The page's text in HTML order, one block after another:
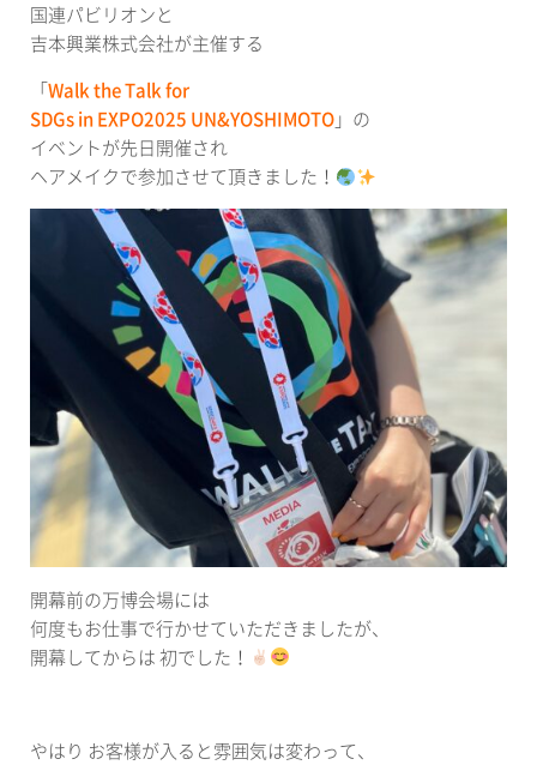
国連パビリオンと
吉本興業株式会社が主催する
「Walk the Talk for
SDGs in EXPO2025 UN&YOSHIMOTO」の
イベントが先日開催され
ヘアメイクで参加させて頂きました！
開幕前の万博会場には
何度もお仕事で行かせていただきましたが、
開幕してからは 初でした！
やはり お客様が入ると雰囲気は変わって、